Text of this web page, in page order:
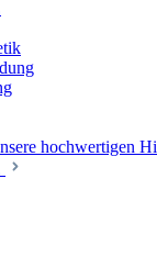
hochwertigen